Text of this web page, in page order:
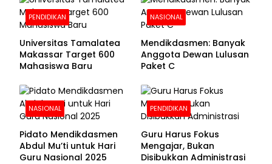
PENDIDIKAN
Universitas Tamalatea
Makassar Target 600
Mahasiswa Baru
NASIONAL
Mendikdasmen: Banyak
Anggota Dewan Lulusan
Paket C
NASIONAL
Pidato Mendikdasmen
Abdul Mu’ti untuk Hari
Guru Nasional 2025
PENDIDIKAN
Guru Harus Fokus
Mengajar, Bukan
Disibukkan Administrasi